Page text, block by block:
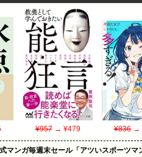
¥957→ ¥479 ¥836→
マンガ毎週末セール「アツいスポーツマ